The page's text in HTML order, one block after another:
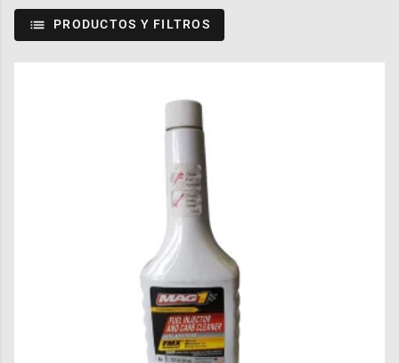
PRODUCTOS Y FILTROS